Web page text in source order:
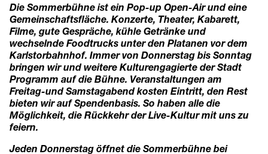
Die Sommerbühne ist ein Pop-up Open-Air und eine
Gemeinschaftsfläche. Konzerte, Theater, Kabarett,
Filme, gute Gespräche, kühle Getränke und
wechselnde Foodtrucks unter den Platanen vor dem
Karlstorbahnhof. Immer von Donnerstag bis Sonntag
bringen wir und weitere Kulturengagierte der Stadt
Programm auf die Bühne. Veranstaltungen am
Freitag-und Samstagabend kosten Eintritt, den Rest
bieten wir auf Spendenbasis. So haben alle die
Möglichkeit, die Rückkehr der Live-Kultur mit uns zu
feiern.
Jeden Donnerstag öffnet die Sommerbühne bei